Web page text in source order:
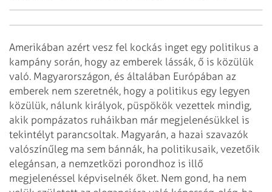
Amerikában azért vesz fel kockás inget egy politikus a
kampány során, hogy az emberek lássák, ő is közülük
való. Magyarországon, és általában Európában az
emberek nem szeretnék, hogy a politikus egy legyen
közülük, nálunk királyok, püspökök vezettek mindig,
akik pompázatos ruháikban már megjelenésükkel is
tekintélyt parancsoltak. Magyarán, a hazai szavazók
valószínűleg ma sem bánnák, ha politikusaik, vezetőik
elegánsan, a nemzetközi porondhoz is illő
megjelenéssel képviselnék őket. Nem gond, ha nem